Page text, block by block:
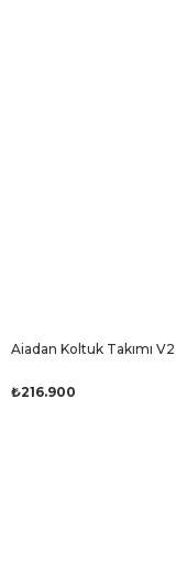
Aiadan Koltuk Takımı V2
₺216.900